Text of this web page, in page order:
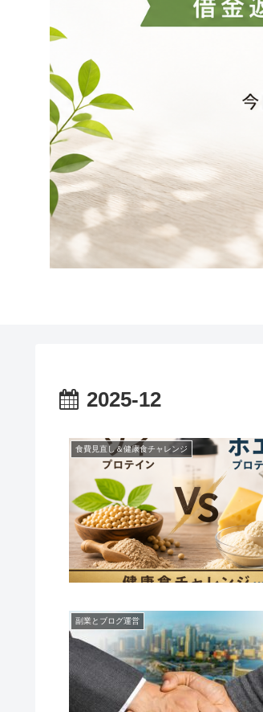
2025-12
食費見直し＆健康食チャレンジ
副業とブログ運営